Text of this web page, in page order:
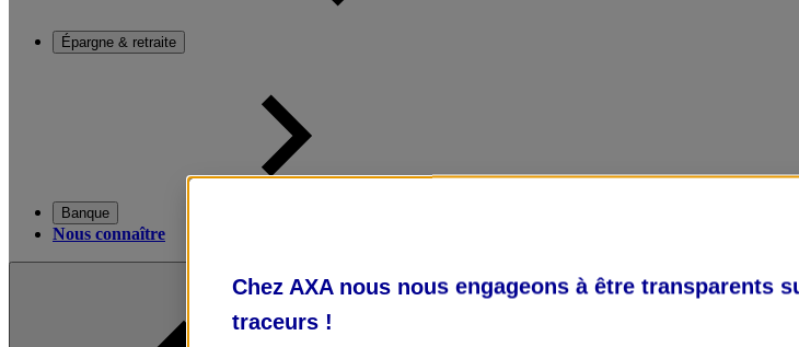
Épargne & retraite
Banque
Nous connaître
Chez AXA nous nous engageons à être transparents
traceurs !